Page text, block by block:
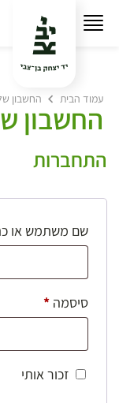
עמוד הבית החשבון
החשבון
התחברות
שם משתמש או
סיסמה *חובה
זכור אותי